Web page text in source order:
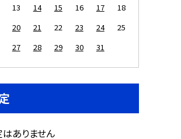
13 14 15 16 17
18
20 21 22 23 24
25
27 28 29 30 31
ありません